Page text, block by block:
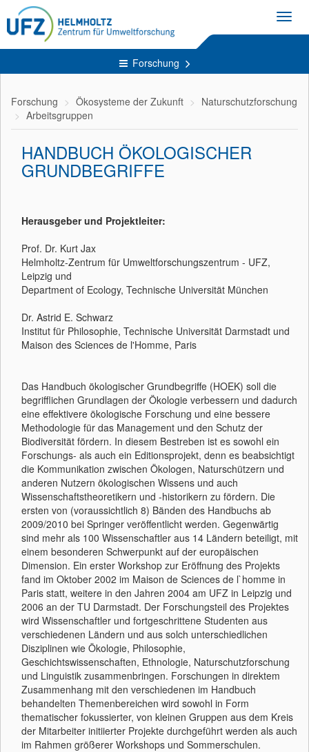
Forschung
Forschung Ökosysteme der Zukunft
Naturschutzforschung
Arbeitsgruppen
HANDBUCH ÖKOLOGISCHER
GRUNDBEGRIFFE
Herausgeber und Projektleiter:
Prof. Dr. Kurt Jax
Helmholtz-Zentrum für Umweltforschungszentrum - UFZ,
Leipzig und
Department of Ecology, Technische Universität München
Dr. Astrid E. Schwarz
Institut für Philosophie, Technische Universität Darmstadt und
Maison des Sciences de l'Homme, Paris
Das Handbuch ökologischer Grundbegriffe (HOEK) soll die
begrifflichen Grundlagen der Ökologie verbessern und dadurch
eine effektivere ökologische Forschung und eine bessere
Methodologie für das Management und den Schutz der
Biodiversität fördern. In diesem Bestreben ist es sowohl ein
Forschungs- als auch ein Editionsprojekt, denn es beabsichtigt
die Kommunikation zwischen Ökologen, Naturschützern und
anderen Nutzern ökologischen Wissens und auch
Wissenschaftstheoretikern und -historikern zu fördern. Die
ersten von (voraussichtlich 8) Bänden des Handbuchs ab
2009/2010 bei Springer veröffentlicht werden. Gegenwärtig
sind mehr als 100 Wissenschaftler aus 14 Ländern beteiligt, mit
einem besonderen Schwerpunkt auf der europäischen
Dimension. Ein erster Workshop zur Eröffnung des Projekts
fand im Oktober 2002 im Maison de Sciences de l`homme in
Paris statt, weitere in den Jahren 2004 am UFZ in Leipzig und
2006 an der TU Darmstadt. Der Forschungsteil des Projektes
wird Wissenschaftler und fortgeschrittene Studenten aus
verschiedenen Ländern und aus solch unterschiedlichen
Disziplinen wie Ökologie, Philosophie,
Geschichtswissenschaften, Ethnologie, Naturschutzforschung
und Linguistik zusammenbringen. Forschungen in direktem
Zusammenhang mit den verschiedenen im Handbuch
behandelten Themenbereichen wird sowohl in Form
thematischer fokussierter, von kleinen Gruppen aus dem Kreis
der Mitarbeiter initiierter Projekte durchgeführt werden als auch
im Rahmen größerer Workshops und Sommerschulen.